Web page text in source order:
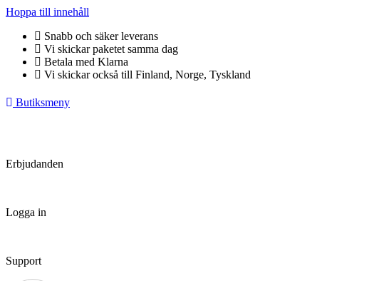
Hoppa till innehåll
Snabb och säker leverans
Vi skickar paketet samma dag
Betala med Klarna
Vi skickar också till Finland, Norge, Tyskland
Butiksmeny
Erbjudanden
Logga in
Support